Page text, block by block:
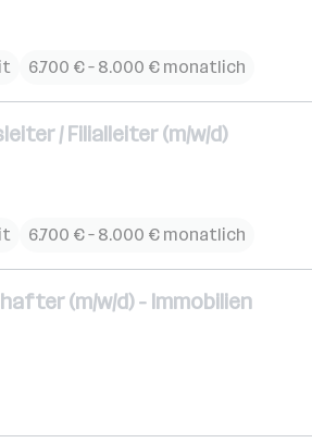
6.700 € – 8.000 € monatlich
/ Filialleiter (m/w/d)
6.700 € – 8.000 € monatlich
(m/w/d) - Immobilien